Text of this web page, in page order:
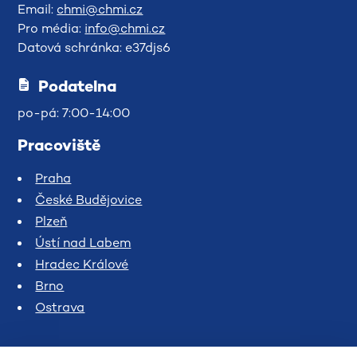
Email: chmi@chmi.cz
Pro média: info@chmi.cz
Datová schránka: e37djs6
Podatelna
po-pá: 7:00-14:00
Pracoviště
Praha
České Budějovice
Plzeň
Ústí nad Labem
Hradec Králové
Brno
Ostrava